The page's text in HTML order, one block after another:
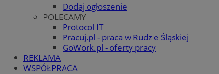
Dodaj ogłoszenie
POLECAMY
Protocol IT
Pracuj.pl - praca w Rudzie Śląskiej
GoWork.pl - oferty pracy
REKLAMA
WSPÓŁPRACA